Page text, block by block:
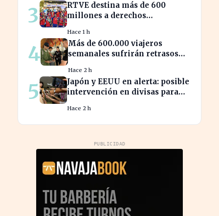
3
RTVE destina más de 600
millones a derechos
programación futura
Hace 1 h
4
Más de 600.000 viajeros
semanales sufrirán retrasos
Italia
Hace 2 h
5
Japón y EEUU en alerta: posible
intervención en divisas para
Hace 2 h
PUBLICIDAD